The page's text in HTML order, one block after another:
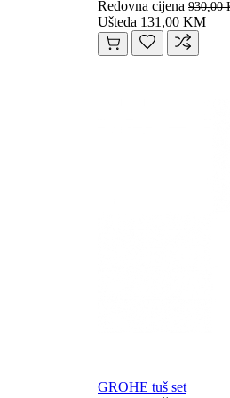
Redovna cijena 930,00
Ušteda 131,00 KM
GROHE tuš set